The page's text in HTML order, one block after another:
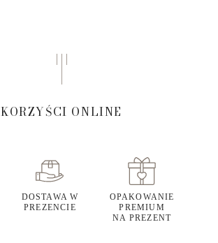
KORZYŚCI ONLINE
DOSTAWA W
PREZENCIE
OPAKOWANIE
PREMIUM
NA PREZENT